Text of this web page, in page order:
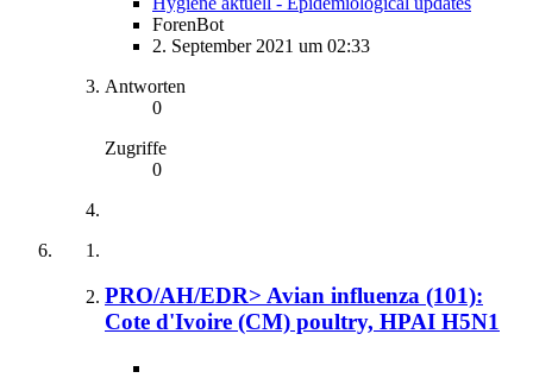
ForenBot
2. September 2021 um 02:33
Antworten
0
Zugriffe
0
PRO/AH/EDR> Avian influenza (101):
Cote d'Ivoire (CM) poultry, HPAI H5N1